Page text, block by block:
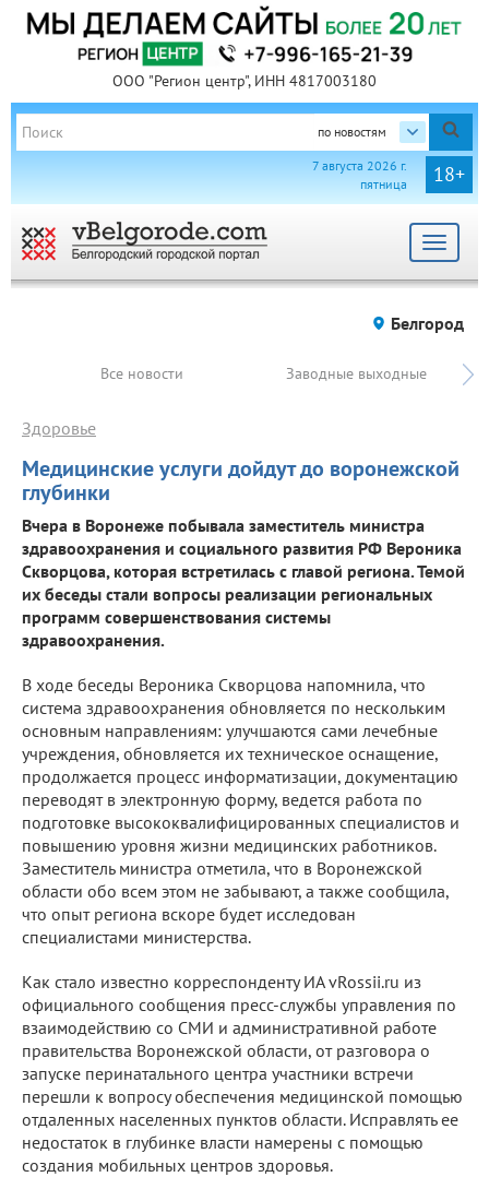
ООО "Регион центр", ИНН 4817003180
по новостям
18+
7 августа 2026 г.
пятница
Toggle
Белгород
Все новости Заводные выходные
Медицинские услуги дойдут до воронежской
глубинки
Здоровье
Вчера в Воронеже побывала заместитель министра
здравоохранения и социального развития РФ Вероника
Скворцова, которая встретилась с главой региона. Темой
их беседы стали вопросы реализации региональных
программ совершенствования системы
здравоохранения.
В ходе беседы Вероника Скворцова напомнила, что
система здравоохранения обновляется по нескольким
основным направлениям: улучшаются сами лечебные
учреждения, обновляется их техническое оснащение,
продолжается процесс информатизации, документацию
переводят в электронную форму, ведется работа по
подготовке высококвалифицированных специалистов и
повышению уровня жизни медицинских работников.
Заместитель министра отметила, что в Воронежской
области обо всем этом не забывают, а также сообщила,
что опыт региона вскоре будет исследован
специалистами министерства.
Как стало известно корреспонденту ИА vRossii.ru из
официального сообщения пресс-службы управления по
взаимодействию со СМИ и административной работе
правительства Воронежской области, от разговора о
запуске перинатального центра участники встречи
перешли к вопросу обеспечения медицинской помощью
отдаленных населенных пунктов области. Исправлять ее
недостаток в глубинке власти намерены с помощью
создания мобильных центров здоровья.